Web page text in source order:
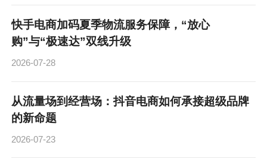
快手电商加码夏季物流服务保障，“放心
购”与“极速达”双线升级
2026-07-28
从流量场到经营场：抖音电商如何承接超级品牌
的新命题
2026-07-23